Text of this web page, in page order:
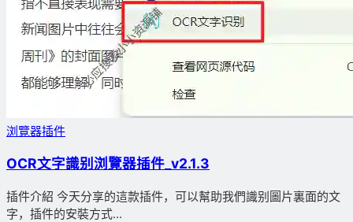
浏覽器插件
OCR文字識别浏覽器插件_v2.1.3
插件介紹 今天分享的這款插件，可以幫助我們識别圖片裏面的文
字，插件的安裝方式...